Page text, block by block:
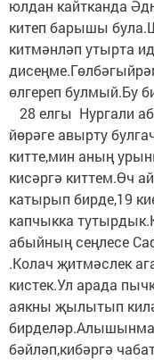
юлдан кайтканда
китеп барышы
китмәнләп утырта
өлгереп булмый.Бу
28 елгы Нургали
йөрәге авырту
китте,мин аның
кисәргә киттем.Өч
катырып бирде,19
капчыкка
абыйның сеңлесе
.Колач җитмәслек
кистек.Ул арада
аякны җылытып
бәйләп,кибәргә